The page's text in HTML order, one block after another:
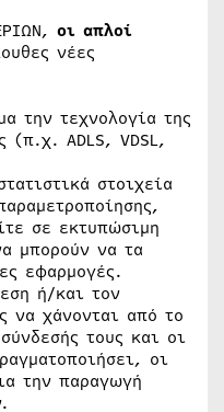
οι απλοί
νέες
την τεχνολογία της
(π.χ. ΑDLS, VDSL,
στοιχεία
σε εκτυπώσιμη
μπορούν να τα
εφαρμογές.
ή/και τον
να χάνονται από το
τους και οι
οι
την παραγωγή